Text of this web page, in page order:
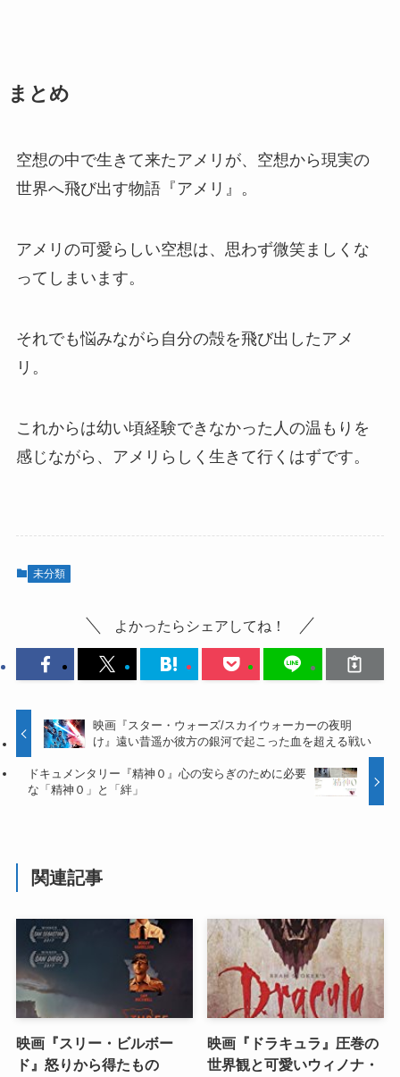
まとめ
空想の中で生きて来たアメリが、空想から現実の
世界へ飛び出す物語『アメリ』。
アメリの可愛らしい空想は、思わず微笑ましくな
ってしまいます。
それでも悩みながら自分の殻を飛び出したアメ
リ。
これからは幼い頃経験できなかった人の温もりを
感じながら、アメリらしく生きて行くはずです。
未分類
よかったらシェアしてね！
映画『スター・ウォーズ/スカイウォーカーの夜明
け』遠い昔遥か彼方の銀河で起こった血を超える戦い
ドキュメンタリー『精神０』心の安らぎのために必要
な「精神０」と「絆」
関連記事
映画『スリー・ビルボー
ド』怒りから得たもの
映画『ドラキュラ』圧巻の
世界観と可愛いウィノナ・